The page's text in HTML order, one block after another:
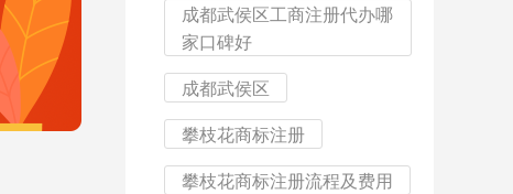
成都武侯区工商注册代办哪
家口碑好
成都武侯区
攀枝花商标注册
攀枝花商标注册流程及费用